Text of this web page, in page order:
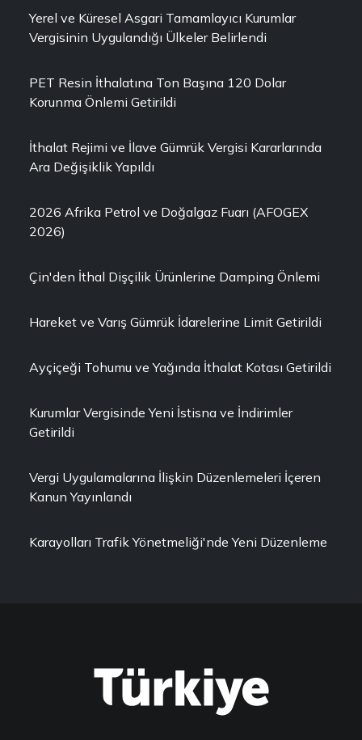
Yerel ve Küresel Asgari Tamamlayıcı Kurumlar
Vergisinin Uygulandığı Ülkeler Belirlendi
PET Resin İthalatına Ton Başına 120 Dolar
Korunma Önlemi Getirildi
İthalat Rejimi ve İlave Gümrük Vergisi Kararlarında
Ara Değişiklik Yapıldı
2026 Afrika Petrol ve Doğalgaz Fuarı (AFOGEX
2026)
Çin'den İthal Dişçilik Ürünlerine Damping Önlemi
Hareket ve Varış Gümrük İdarelerine Limit Getirildi
Ayçiçeği Tohumu ve Yağında İthalat Kotası Getirildi
Kurumlar Vergisinde Yeni İstisna ve İndirimler
Getirildi
Vergi Uygulamalarına İlişkin Düzenlemeleri İçeren
Kanun Yayınlandı
Karayolları Trafik Yönetmeliği'nde Yeni Düzenleme